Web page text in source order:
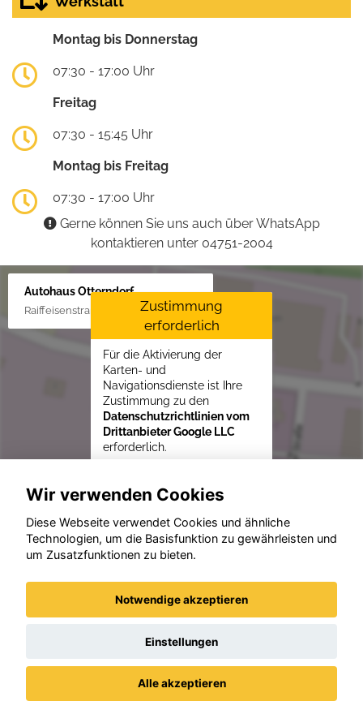
Montag bis Donnerstag
07:30 - 17:00 Uhr
Freitag
07:30 - 15:45 Uhr
Montag bis Freitag
07:30 - 17:00 Uhr
Gerne können Sie uns auch über WhatsApp
kontaktieren unter 04751-2004
Autohaus Otterndorf
Raiffeisenstraße 1, 21762 Otterndorf
Zustimmung
erforderlich
Für die Aktivierung der
Karten- und
Navigationsdienste ist Ihre
Zustimmung zu den
Datenschutzrichtlinien vom
Drittanbieter Google LLC
erforderlich.
aktivieren
Wir verwenden Cookies
Diese Webseite verwendet Cookies und ähnliche
Technologien, um die Basisfunktion zu gewährleisten und
um Zusatzfunktionen zu bieten.
Notwendige akzeptieren
Einstellungen
Alle akzeptieren